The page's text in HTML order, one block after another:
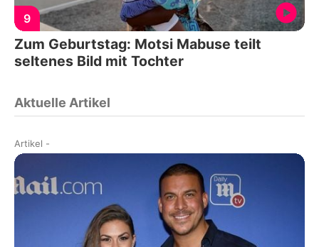
9
Zum Geburtstag: Motsi Mabuse teilt
seltenes Bild mit Tochter
Aktuelle Artikel
Artikel -